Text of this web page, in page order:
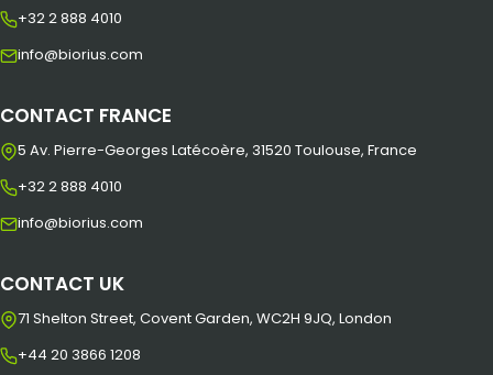
+32 2 888 4010
info@biorius.com
CONTACT FRANCE
5 Av. Pierre-Georges Latécoère, 31520 Toulouse, France
+32 2 888 4010
info@biorius.com
CONTACT UK
71 Shelton Street, Covent Garden, WC2H 9JQ, London
+44 20 3866 1208